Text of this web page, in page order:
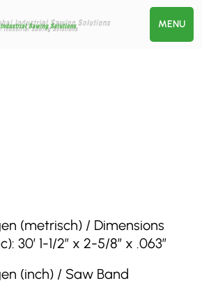
MENU
(metrisch) / Dimensions
30′ 1-1/2″ x 2-5/8″ x .063″
(inch) / Saw Band